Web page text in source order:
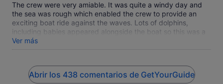
The crew were very amiable. It was quite a windy day and
the sea was rough which enabled the crew to provide an
exciting boat ride against the waves. Lots of dolphins,
including babies appeared alongside the boat so this was a
real treat. This was an enjoyable experience and we would
definitely recommend others to book this.
Ver más
Abrir los 438 comentarios de GetYourGuide